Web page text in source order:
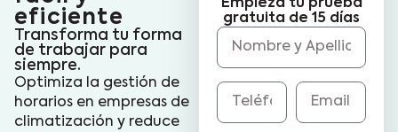
eficiente
Transforma tu forma
de trabajar para
siempre.
Optimiza la gestión de
horarios en empresas de
climatización y reduce
Empieza tu prueba
gratuita de 15 días